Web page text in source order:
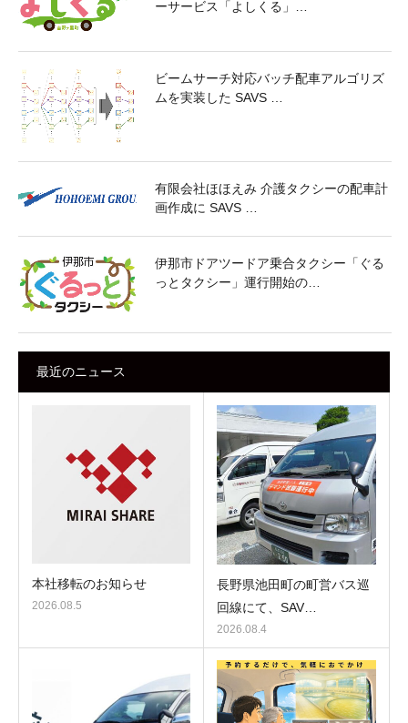
ーサービス「よしくる」…
ビームサーチ対応バッチ配車アルゴリズ
ムを実装した SAVS …
有限会社ほほえみ 介護タクシーの配車計
画作成に SAVS …
伊那市ドアツードア乗合タクシー「ぐる
っとタクシー」運行開始の…
最近のニュース
本社移転のお知らせ
2026.08.5
長野県池田町の町営バス巡
回線にて、SAV…
2026.08.4